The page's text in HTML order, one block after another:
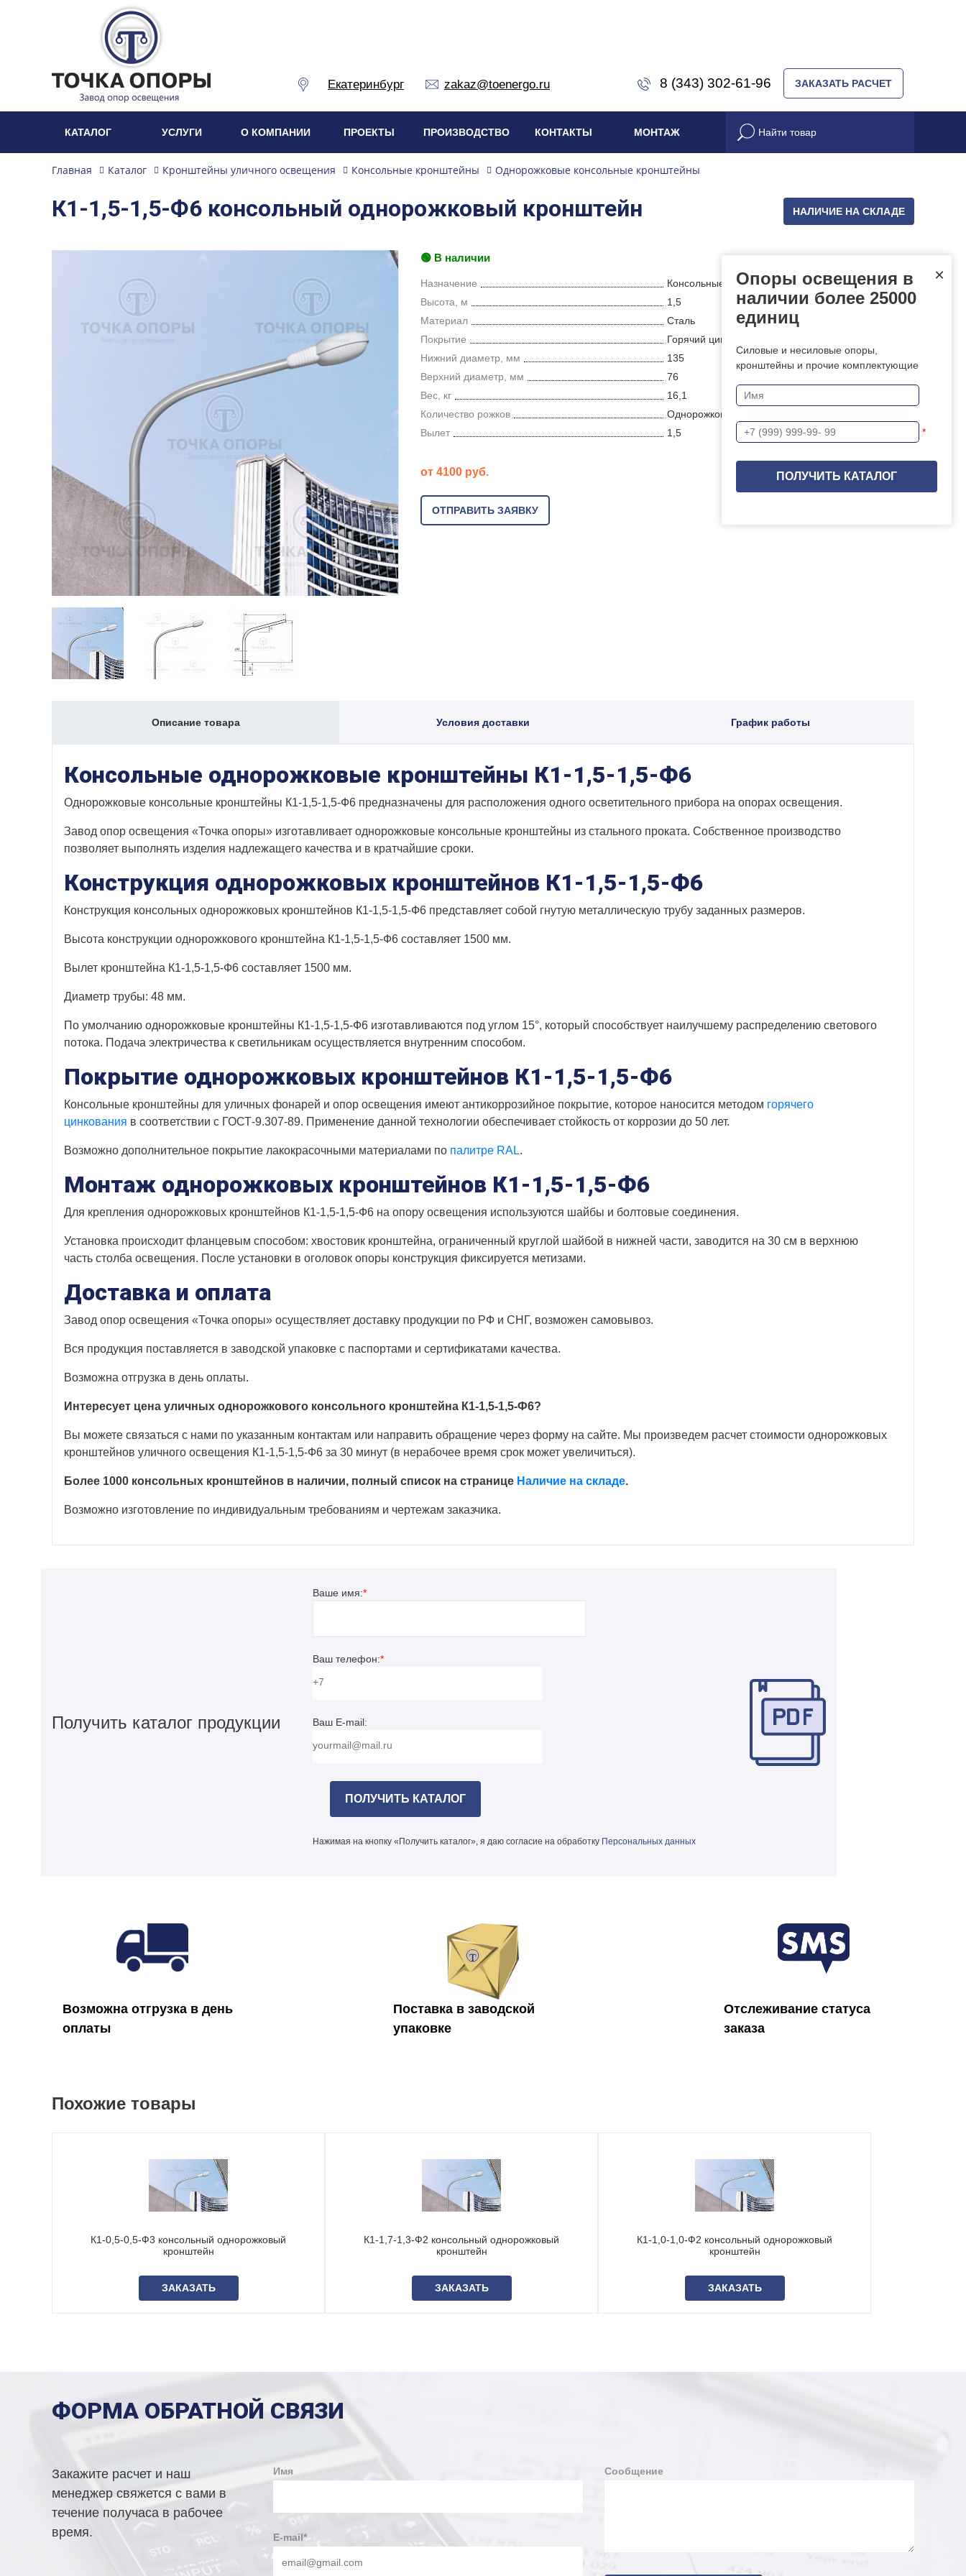
Екатеринбург zakaz@toenergo.ru 8 (343) 302-61-96 ЗАКАЗАТЬ РАСЧЕТ
КАТАЛОГ УСЛУГИ О КОМПАНИИ ПРОЕКТЫ ПРОИЗВОДСТВО КОНТАКТЫ МОНТАЖ
Главная Каталог Кронштейны уличного освещения Консольные кронштейны Однорожковые консольные кронштейны
К1-1,5-1,5-Ф6 консольный однорожковый кронштейн НАЛИЧИЕ НА СКЛАДЕ
🟢 В наличии
Назначение
Консольные
Высота, м
1,5
Материал
Сталь
Покрытие
Горячий цинк
Нижний диаметр, мм
135
Верхний диаметр, мм
76
Вес, кг
16,1
Количество рожков
Однорожковые
Вылет
1,5
от 4100 руб.
ОТПРАВИТЬ ЗАЯВКУ
Описание товара Условия доставки График работы
Консольные однорожковые кронштейны К1-1,5-1,5-Ф6
Однорожковые консольные кронштейны К1-1,5-1,5-Ф6 предназначены для расположения одного осветительного прибора на опорах освещения.
Завод опор освещения «Точка опоры» изготавливает однорожковые консольные кронштейны из стального проката. Собственное производство
позволяет выполнять изделия надлежащего качества и в кратчайшие сроки.
Конструкция однорожковых кронштейнов К1-1,5-1,5-Ф6
Конструкция консольных однорожковых кронштейнов К1-1,5-1,5-Ф6 представляет собой гнутую металлическую трубу заданных размеров.
Высота конструкции однорожкового кронштейна К1-1,5-1,5-Ф6 составляет 1500 мм.
Вылет кронштейна К1-1,5-1,5-Ф6 составляет 1500 мм.
Диаметр трубы: 48 мм.
По умолчанию однорожковые кронштейны К1-1,5-1,5-Ф6 изготавливаются под углом 15°, который способствует наилучшему распределению светового
потока. Подача электричества к светильникам осуществляется внутренним способом.
Покрытие однорожковых кронштейнов К1-1,5-1,5-Ф6
Консольные кронштейны для уличных фонарей и опор освещения имеют антикоррозийное покрытие, которое наносится методом горячего
цинкования в соответствии с ГОСТ-9.307-89. Применение данной технологии обеспечивает стойкость от коррозии до 50 лет.
Возможно дополнительное покрытие лакокрасочными материалами по палитре RAL.
Монтаж однорожковых кронштейнов К1-1,5-1,5-Ф6
Для крепления однорожковых кронштейнов К1-1,5-1,5-Ф6 на опору освещения используются шайбы и болтовые соединения.
Установка происходит фланцевым способом: хвостовик кронштейна, ограниченный круглой шайбой в нижней части, заводится на 30 см в верхнюю
часть столба освещения. После установки в оголовок опоры конструкция фиксируется метизами.
Доставка и оплата
Завод опор освещения «Точка опоры» осуществляет доставку продукции по РФ и СНГ, возможен самовывоз.
Вся продукция поставляется в заводской упаковке с паспортами и сертификатами качества.
Возможна отгрузка в день оплаты.
Интересует цена уличных однорожкового консольного кронштейна К1-1,5-1,5-Ф6?
Вы можете связаться с нами по указанным контактам или направить обращение через форму на сайте. Мы произведем расчет стоимости однорожковых
кронштейнов уличного освещения К1-1,5-1,5-Ф6 за 30 минут (в нерабочее время срок может увеличиться).
Более 1000 консольных кронштейнов в наличии, полный список на странице Наличие на складе.
Возможно изготовление по индивидуальным требованиям и чертежам заказчика.
Получить каталог продукции
Ваше имя:*
Ваш телефон:*
Ваш E-mail:
Нажимая на кнопку «Получить каталог», я даю согласие на обработку Персональных данных
Возможна отгрузка в день
оплаты
Поставка в заводской
упаковке
Отслеживание статуса
заказа
Похожие товары
К1-0,5-0,5-Ф3 консольный однорожковый
кронштейн
ЗАКАЗАТЬ
К1-1,7-1,3-Ф2 консольный однорожковый
кронштейн
ЗАКАЗАТЬ
К1-1,0-1,0-Ф2 консольный однорожковый
кронштейн
ЗАКАЗАТЬ
ФОРМА ОБРАТНОЙ СВЯЗИ
Закажите расчет и наш
менеджер свяжется с вами в
течение получаса в рабочее
время.
Имя
E-mail*
Сообщение
×
Опоры освещения в
наличии более 25000
единиц
Силовые и несиловые опоры,
кронштейны и прочие комплектующие
*